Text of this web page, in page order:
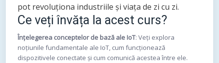
pot revoluționa industriile și viața de zi cu zi.
Ce veți învăța la acest curs?
Înțelegerea conceptelor de bază ale IoT: Veți explora
noțiunile fundamentale ale IoT, cum funcționează
dispozitivele conectate și cum comunică acestea între ele.